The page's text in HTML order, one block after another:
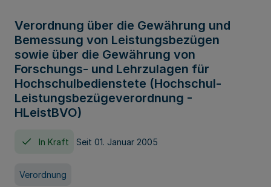
Verordnung über die Gewährung und
Bemessung von Leistungsbezügen
sowie über die Gewährung von
Forschungs- und Lehrzulagen für
Hochschulbedienstete (Hochschul-
Leistungsbezügeverordnung -
HLeistBVO)
In Kraft Seit 01. Januar 2005
Verordnung